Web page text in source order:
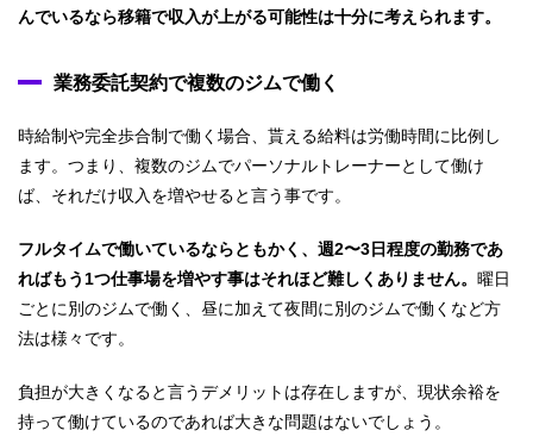
んでいるなら移籍で収入が上がる可能性は十分に考えられます。
業務委託契約で複数のジムで働く
時給制や完全歩合制で働く場合、貰える給料は労働時間に比例し
ます。つまり、複数のジムでパーソナルトレーナーとして働け
ば、それだけ収入を増やせると言う事です。
フルタイムで働いているならともかく、週2〜3日程度の勤務であ
ればもう1つ仕事場を増やす事はそれほど難しくありません。 曜日
ごとに別のジムで働く、昼に加えて夜間に別のジムで働くなど方
法は様々です。
負担が大きくなると言うデメリットは存在しますが、現状余裕を
持って働けているのであれば大きな問題はないでしょう。